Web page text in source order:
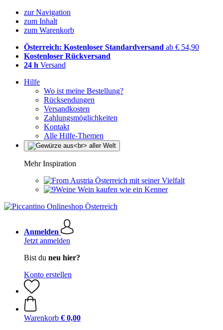
zur Navigation
zum Inhalt
zum Warenkorb
Österreich: Kostenloser Standardversand ab € 54,90
Kostenloser Rückversand
24 h Versand
Hilfe
Wo ist meine Bestellung?
Rücksendungen
Versandkosten
Zahlungsmöglichkeiten
Kontakt
Alle Hilfe-Themen
Mehr Inspiration
Österreich mit seiner Vielfalt
Wein kaufen wie ein Kenner
Anmelden
Jetzt anmelden
Bist du neu hier?
Konto erstellen
Warenkorb € 0,00